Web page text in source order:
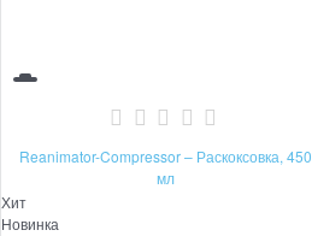
Reanimator-Compressor – Раскоксовка, 450
мл
Хит
Новинка